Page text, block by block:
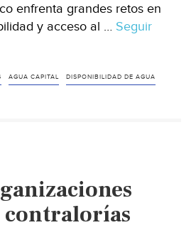
enfrenta grandes retos en
y acceso al … Seguir
AGUA CAPITAL DISPONIBILIDAD DE AGUA
contralorías